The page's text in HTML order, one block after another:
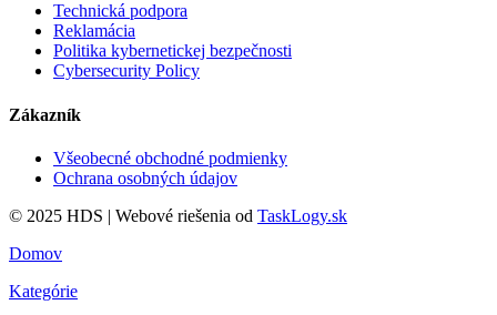
Technická podpora
Reklamácia
Politika kybernetickej bezpečnosti
Cybersecurity Policy
Zákazník
Všeobecné obchodné podmienky
Ochrana osobných údajov
© 2025 HDS | Webové riešenia od TaskLogy.sk
Domov
Kategórie